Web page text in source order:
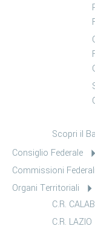
Scopri il
Consiglio Federale
Commissioni Federali
Organi Territoriali
C.R.
C.R. LAZIO